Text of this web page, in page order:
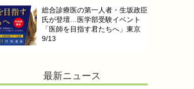
総合診療医の第一人者・生坂政臣
氏が登壇…医学部受験イベント
「医師を目指す君たちへ」東京
9/13
最新ニュース